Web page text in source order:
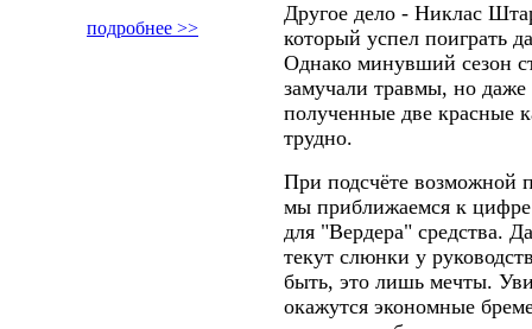
подробнее >>
Другое дело - Никлас
который успел поиграть
Однако минувший сезон
замучали травмы, но даже
полученные две красные
трудно.
При подсчёте возможной
мы приближаемся к
для "Вердера" средства.
текут слюнки у
быть, это лишь мечты.
окажутся экономные